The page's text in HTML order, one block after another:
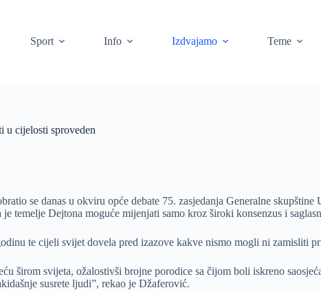
Sport Info Izdvajamo Teme
u cijelosti sproveden
se danas u okviru opće debate 75. zasjedanja Generalne
temelje Dejtona moguće mijenjati samo kroz široki konsenzus i
te cijeli svijet dovela pred izazove kakve nismo mogli ni zamisliti
širom svijeta, ožalostivši brojne porodice sa čijom boli iskreno
susrete ljudi”, rekao je Džaferović.